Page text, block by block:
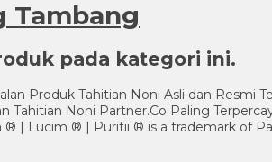
Tambang
pada kategori ini.
Produk Tahitian Noni Asli dan Resmi
Tahitian Noni Partner.Co Paling
| Lucim ® | Puritii ® is a trademark of